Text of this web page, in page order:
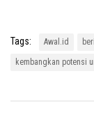
Tags: Awal.id
kembangkan potensi